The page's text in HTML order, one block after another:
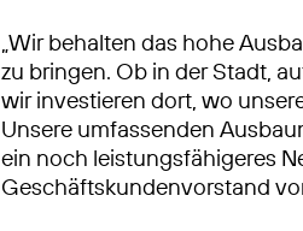
„Wir behalten das hohe
zu bringen. Ob in der Stadt,
wir investieren dort, wo
Unsere umfassenden
ein noch leistungsfähigeres
Geschäftskundenvorstand